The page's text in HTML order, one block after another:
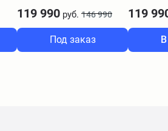
119 990 руб. 146 990
Под заказ
119